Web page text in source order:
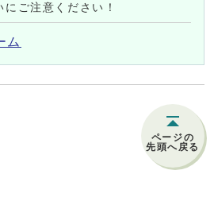
ご注意ください！
ム
ページの
先頭へ戻る